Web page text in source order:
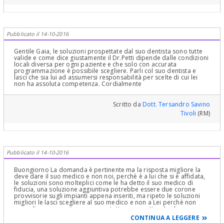
Pubblicato il 14-10-2016
Gentile Gaia, le soluzioni prospettate dal suo dentista sono tutte
valide e come dice giustamente il Dr.Petti dipende dalle condizioni
locali diversa per ogni paziente e che solo con accurata
programmazione è possibile scegliere. Parli col suo dentista e
lasci che sia lui ad assumersi responsabilità per scelte di cui lei
non ha assoluta competenza. Cordialmente
Scritto daDott. Tersandro Savino
Tivoli (RM)
Pubblicato il 14-10-2016
Buongiorno La domanda è pertinente ma la risposta migliore la
deve dare il suo medico e non noi, perchè è a lui che si è affidata,
le soluzioni sono molteplici come le ha detto il suo medico di
fiducia, una soluzione aggiuntiva potrebbe essere due corone
provvisorie sugli impianti appena inseriti, ma ripeto le soluzioni
migliori le lasci scegliere al suo medico e non a Lei perchè non
sono di sua competenza e sopratutto non spetta a Lei la
CONTINUA A LEGGERE